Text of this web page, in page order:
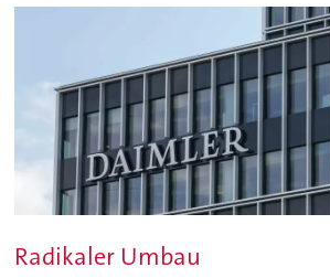
Radikaler Umbau